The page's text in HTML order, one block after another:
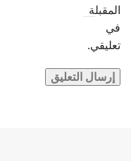
المقبلة
في
تعليقي.